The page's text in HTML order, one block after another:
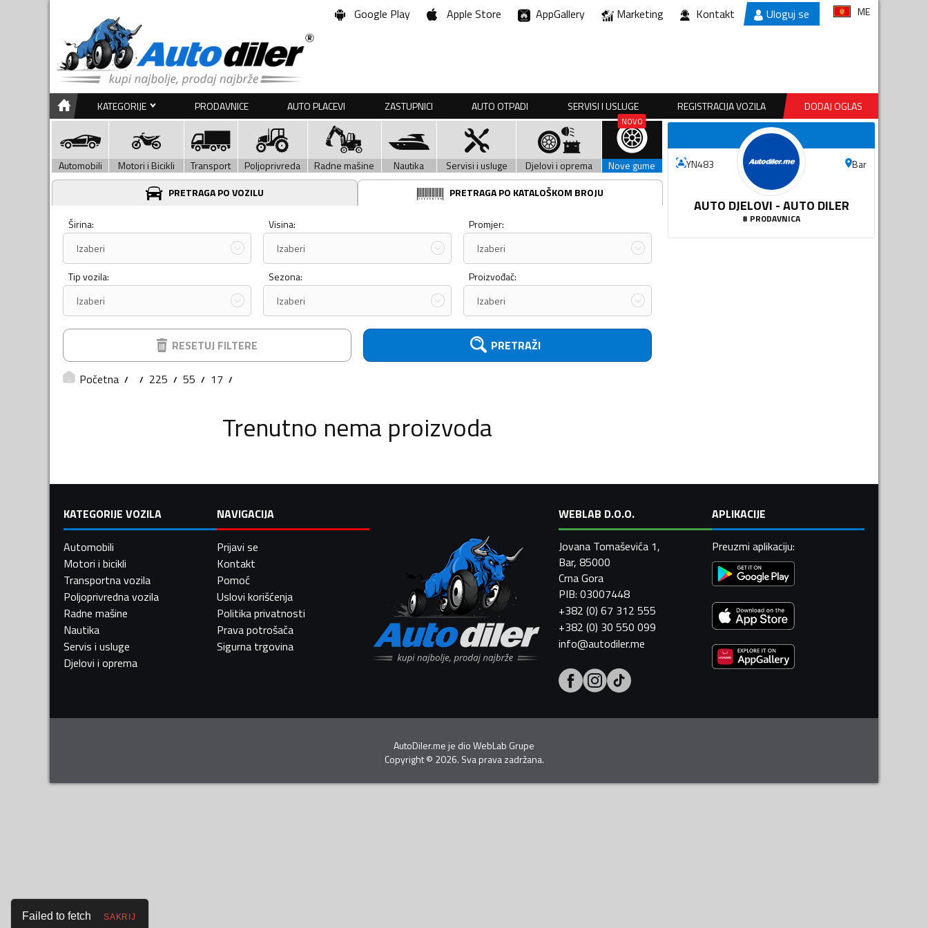
Google Play Apple Store AppGallery Marketing Kontakt Uloguj se ME
KATEGORIJE PRODAVNICE AUTO PLACEVI ZASTUPNICI AUTO OTPADI SERVISI I USLUGE REGISTRACIJA VOZILA DODAJ OGLAS
Automobili Motori i Bicikli Transport Poljoprivreda Radne mašine Nautika Servisi i usluge Djelovi i oprema
Nove gume
PRETRAGA PO VOZILU
PRETRAGA PO KATALOŠKOM BROJU
Širina:
Izaberi
Visina:
Izaberi
Promjer:
Izaberi
Tip vozila:
Izaberi
Sezona:
Izaberi
Proizvođač:
Izaberi
RESETUJ FILTERE PRETRAŽI
Početna 225 55 17
Trenutno nema proizvoda
Failed to fetch SAKRIJ
YN483 Bar
AUTO DJELOVI - AUTO DILER
# PRODAVNICA
KATEGORIJE VOZILA
Automobili
Motori i bicikli
Transportna vozila
Poljoprivredna vozila
Radne mašine
Nautika
Servis i usluge
Djelovi i oprema
NAVIGACIJA
Prijavi se
Kontakt
Pomoć
Uslovi korišćenja
Politika privatnosti
Prava potrošača
Sigurna trgovina
WEBLAB D.O.O.
Jovana Tomaševića 1,
Bar, 85000
Crna Gora
PIB: 03007448
+382 (0) 67 312 555
+382 (0) 30 550 099
info@autodiler.me
APLIKACIJE
Preuzmi aplikaciju:
AutoDiler.me je dioWebLab Grupe
Copyright© 2026. Sva prava zadržana.